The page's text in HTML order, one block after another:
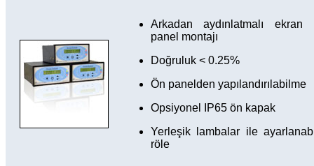
Arkadan aydınlatmalı ekran
panel montajı
Doğruluk < 0.25%
Ön panelden yapılandırılabilme
Opsiyonel IP65 ön kapak
Yerleşik lambalar ile
röle